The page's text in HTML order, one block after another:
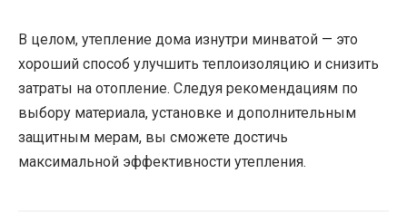
В целом, утепление дома изнутри минватой — это
хороший способ улучшить теплоизоляцию и снизить
затраты на отопление. Следуя рекомендациям по
выбору материала, установке и дополнительным
защитным мерам, вы сможете достичь
максимальной эффективности утепления.